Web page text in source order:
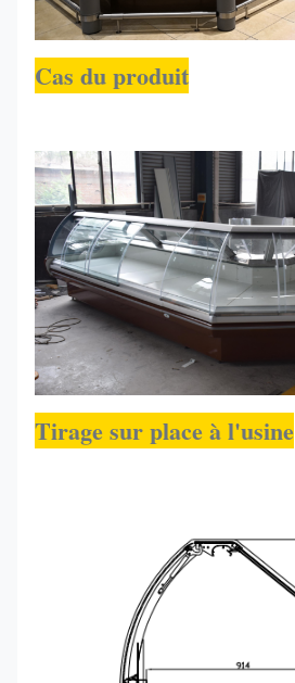
l'intérieur/
à
l'extérieur)
1650*1650*1220
Cas du produit
Tirage sur place à l'usine